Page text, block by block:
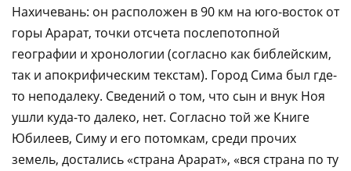
Нахичевань: он расположен в 90 км на юго-восток от
горы Арарат, точки отсчета послепотопной
географии и хронологии (согласно как библейским,
так и апокрифическим текстам). Город Сима был где-
то неподалеку. Сведений о том, что сын и внук Ноя
ушли куда-то далеко, нет. Согласно той же Книге
Юбилеев, Симу и его потомкам, среди прочих
земель, достались «страна Арарат», «вся страна по ту